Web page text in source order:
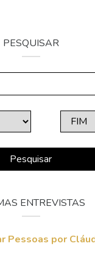
PESQUISAR
Pesquisar
ENTREVISTAS
Pessoas por